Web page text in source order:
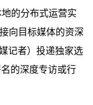
的分布式运营实
向目标媒体的资深
记者）投递独家选
的深度专访或行